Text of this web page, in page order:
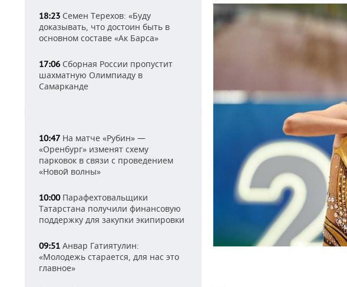
18:23 Семен Терехов: «Буду
доказывать, что достоин быть в
основном составе «Ак Барса»
17:06 Сборная России пропустит
шахматную Олимпиаду в
Самарканде
10:47 На матче «Рубин» —
«Оренбург» изменят схему
парковок в связи с проведением
«Новой волны»
10:00Парафехтовальщики
Татарстана получили финансовую
поддержку для закупки экипировки
09:51 Анвар Гатиятулин:
«Молодежь старается, для нас это
главное»